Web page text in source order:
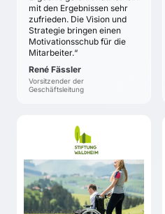
mit den Ergebnissen sehr
zufrieden. Die Vision und
Strategie bringen einen
Motivationsschub für die
Mitarbeiter.“
René Fässler
Vorsitzender der
Geschäftsleitung
dass der richtige Weg
eingeschlagen ist
Einigkeit über das
richtige und nötige Tun
zur Umsetzung der
Strategie und im
STIFTUNG WALDHEIM
Werner Brunner
ZIELE
Alle nutzen ein
gemeinsames mentales